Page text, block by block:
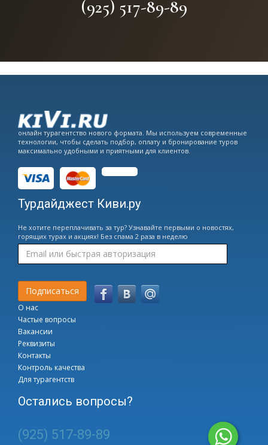
(925) 517-89-89
онлайн турагентство нового формата. Мы используем современные
технологии, чтобы сделать подбор, оплату и бронирование туров
максимально удобными и приятными для клиентов.
Турдайджест Киви.ру
Не хотите переплачивать за тур? Узнавайте первыми о новостях,
горящих турах и акциях! Без спама 2 раза в неделю
О нас
Частые вопросы
Вакансии
Реквизиты
Контакты
Контроль качества
Для турагентств
Остались вопросы?
(925) 517-89-89